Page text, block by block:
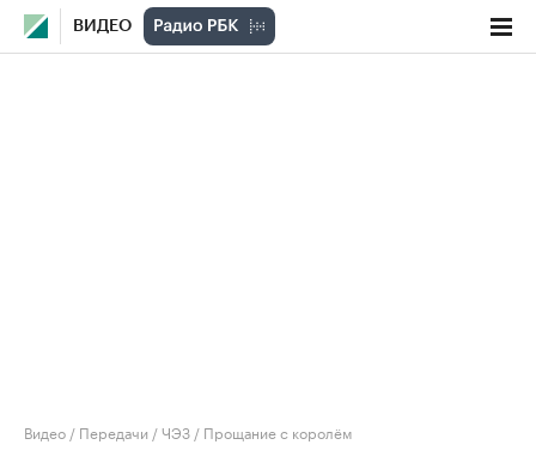
ВИДЕО
Видео / Передачи /ЧЭЗ / Прощание с королём